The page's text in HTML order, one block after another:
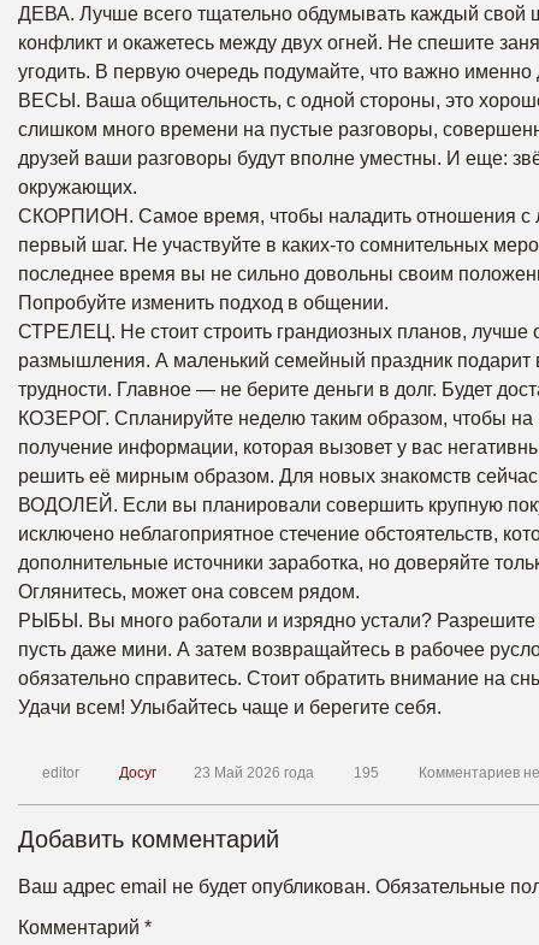
ДЕВА. Лучше всего тщательно обдумывать каждый свой
конфликт и окажетесь между двух огней. Не спешите
угодить. В первую очередь подумайте, что важно
ВЕСЫ. Ваша общительность, с одной стороны, это
слишком много времени на пустые разговоры,
друзей ваши разговоры будут вполне уместны. И еще:
окружающих.
СКОРПИОН. Самое время, чтобы наладить отношения с
первый шаг. Не участвуйте в каких-то сомнительных
последнее время вы не сильно довольны своим
Попробуйте изменить подход в общении.
СТРЕЛЕЦ. Не стоит строить грандиозных планов, лучше
размышления. А маленький семейный праздник
трудности. Главное — не берите деньги в долг. Будет
КОЗЕРОГ. Спланируйте неделю таким образом, чтобы
получение информации, которая вызовет у вас
решить её мирным образом. Для новых знакомств
ВОДОЛЕЙ. Если вы планировали совершить крупную
исключено неблагоприятное стечение обстоятельств,
дополнительные источники заработка, но доверяйте
Оглянитесь, может она совсем рядом.
РЫБЫ. Вы много работали и изрядно устали? Разрешите
пусть даже мини. А затем возвращайтесь в рабочее
обязательно справитесь. Стоит обратить внимание на
Удачи всем! Улыбайтесь чаще и берегите себя.
editor Досуг 23 Май 2026 года 195 Комментариев
Добавить комментарий
Ваш адрес email не будет опубликован. Обязательные
Комментарий *